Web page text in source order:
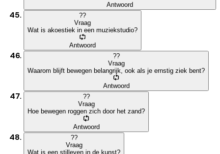
Antwoord
??
Vraag
Wat is akoestiek in een muziekstudio?
Antwoord
??
Vraag
Waarom blijft bewegen belangrijk, ook als je ernstig ziek bent?
Antwoord
??
Vraag
Hoe bewegen roggen zich door het zand?
Antwoord
??
Vraag
Wat is een stilleven in de kunst?